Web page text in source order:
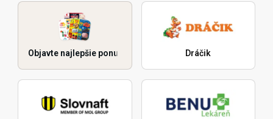
Objavte najlepšie ponuky Dráčik